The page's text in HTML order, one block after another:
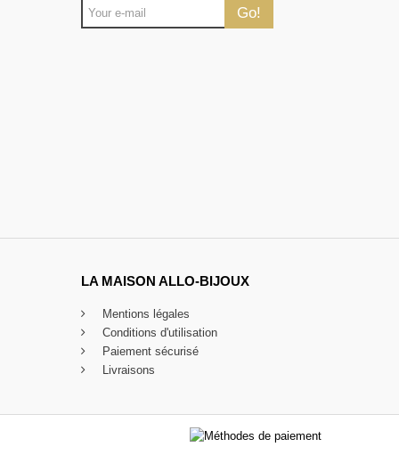
Go!
LA MAISON ALLO-BIJOUX
Mentions légales
Conditions d'utilisation
Paiement sécurisé
Livraisons